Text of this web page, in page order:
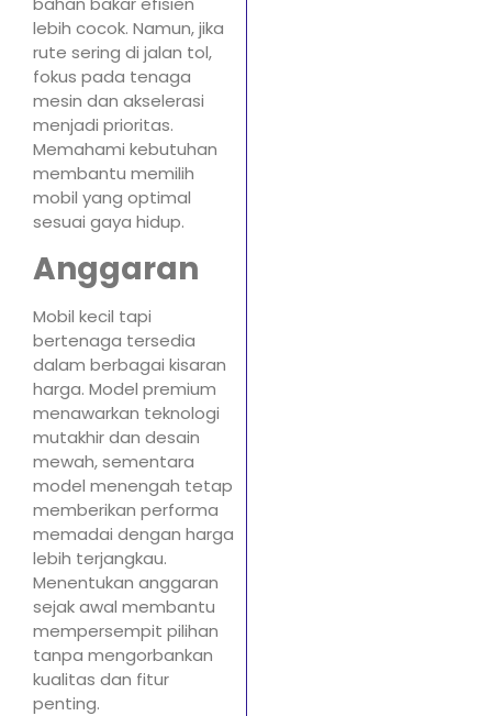
lebih cocok. Namun, jika
rute sering di jalan tol,
fokus pada tenaga
mesin dan akselerasi
menjadi prioritas.
Memahami kebutuhan
membantu memilih
mobil yang optimal
sesuai gaya hidup.
Anggaran
Mobil kecil tapi
bertenaga tersedia
dalam berbagai kisaran
harga. Model premium
menawarkan teknologi
mutakhir dan desain
mewah, sementara
model menengah tetap
memberikan performa
memadai dengan harga
lebih terjangkau.
Menentukan anggaran
sejak awal membantu
mempersempit pilihan
tanpa mengorbankan
kualitas dan fitur
penting.